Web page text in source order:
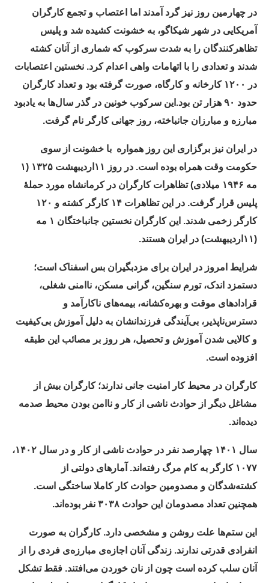
در چهارمین روز نیز گرد آمدند اما اعتصاب و تجمع کارگران
آمریکایی در شهر شیکاگو، به خشونت کشیده شد و پلیس
تظاهرکنندگان را به شدت سرکوب که شماری از آنان کشته
شدند و تعدادی را با اتهامات واهی اعدام کرد. نخستین اعتصابات
در ۱۲۰۰ کارخانه و کارگاه، صورت گرفته بود و تعداد کارگران
حدود ۹۰ هزار تن بود
. این سرکوب خونین در گذر سال‌ها به یادبود
مبارزه و مبارزان جانباخته، روز جهانی کارگر نام گرفت.
در ایران نیز برگزاری این روز همواره با خشونت از سوی
حکومت وقت همراه بوده است. در روز ۱۱اردیبهشت ۱۳۲۵ (۱
مه ۱۹۴۶ میلادی
)تظاهرات کارگران در کرمانشاه مورد حملهٔ
پلیس قرار گرفت.
در این تظاهرات ۱۴ کارگر کشته و ۱۲۰
کارگر زخمی شدند. این کارگران نخستین جانباختگان ۱ مه
(۱۱اردیبهشت ) در ایران هستند.
شرایط امروز در ایران برای مزدبگیران بس اسفناک است؛
دستمزد اندک، تورم سنگین، گرانی مسکن، ناامنی شغلی،
قرادادهای موقت و بهره‌کشانه، بیمه‌های ناکارآمد و
دسترس‌ناپذیر، بی‌آیندگی فرزندانشان به دلیل آموزش بی‌کیفیت
و کالایی شدن آموزش و تحصیل، هر روز بر مصائب این طبقه
افزوده است.
کارگران در محیط کار امنیت جانی ندارند؛ کارگران بیش از
مشاغل دیگر از حوادث ناشی از کار و ناامن بودن محیط صدمه
دیده‌اند.
سال‌ ۱۴۰۱ چهارصد نفر در حوادث ناشی از کار و در سال ۱۴۰۲،
۱۰۷۷ کارگر به کام مرگ رفته‌اند
. آمارهای دولتی از
کشته‌شدگان و مصدومین حوادث کار کاملا ساختگی است.
همچنین تعداد مصدومان این حوادث ۳۰۳۸ نفر بوده‌اند‌
.
این ستم‌ها علت روشن و مشخصی دارد.کارگران به صورت
انفرادی قدرتی ندارند. زندگی آنان اجازه‌ی مبارزه‌ی فردی را از
آنان سلب کرده است چون از نان خوردن می‌افتند. فقط تشکل